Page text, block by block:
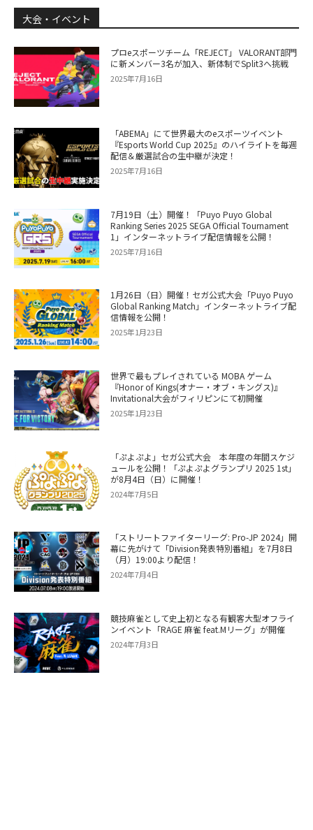
大会・イベント
プロeスポーツチーム「REJECT」 VALORANT部門
に新メンバー3名が加入、新体制でSplit3へ挑戦
2025年7月16日
「ABEMA」にて世界最大のeスポーツイベント
『Esports World Cup 2025』のハイライトを毎週
配信＆厳選試合の生中継が決定！
2025年7月16日
7月19日（土）開催！「Puyo Puyo Global
Ranking Series 2025 SEGA Official Tournament
1」インターネットライブ配信情報を公開！
2025年7月16日
1月26日（日）開催！セガ公式大会「Puyo Puyo
Global Ranking Match」インターネットライブ配
信情報を公開！
2025年1月23日
世界で最もプレイされている MOBA ゲーム
『Honor of Kings(オナー・オブ・キングス)』
Invitational大会がフィリピンにて初開催
2025年1月23日
「ぷよぷよ」セガ公式大会 本年度の年間スケジ
ュールを公開！「ぷよぷよグランプリ 2025 1st」
が8月4日（日）に開催！
2024年7月5日
「ストリートファイターリーグ: Pro-JP 2024」開
幕に先がけて「Division発表特別番組」を7月8日
（月）19:00より配信！
2024年7月4日
競技麻雀として史上初となる有観客大型オフライ
ンイベント「RAGE 麻雀 feat.Mリーグ」が開催
2024年7月3日